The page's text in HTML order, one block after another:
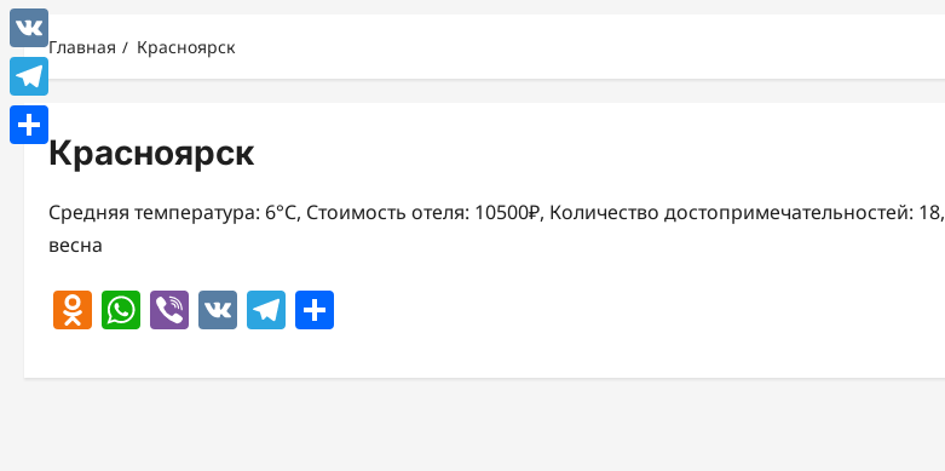
Главная Красноярск
Красноярск
Средняя температура: 6°C, Стоимость отеля: 10500₽, Количество достопримечательностей:
весна
Odnoklassniki
WhatsApp
Viber
VK Telegram
Viber
VK
Telegram
Отправить